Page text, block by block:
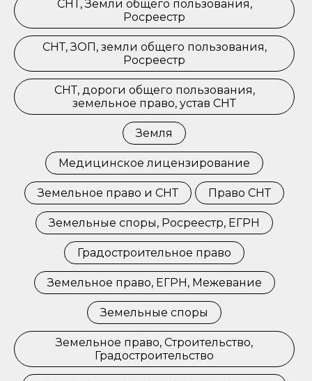
СНТ, Земли общего пользования,
Росреестр
СНТ, ЗОП, земли общего пользования,
Росреестр
СНТ, дороги общего пользования,
земельное право, устав СНТ
Земля
Медицинское лицензирование
Земельное право и СНТ Право СНТ
Земельные споры, Росреестр, ЕГРН
Градостроительное право
Земельное право, ЕГРН, Межевание
Земельные споры
Земельное право, Строительство,
Градостроительство